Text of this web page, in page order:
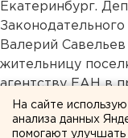
Екатеринбург.
Валерий
жительницу
агентству ЕАН в
Валентина
Советской армии.
На сайте
анализа данных
помогают улучшать